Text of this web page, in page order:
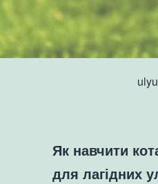
Як навчити
для лагідних